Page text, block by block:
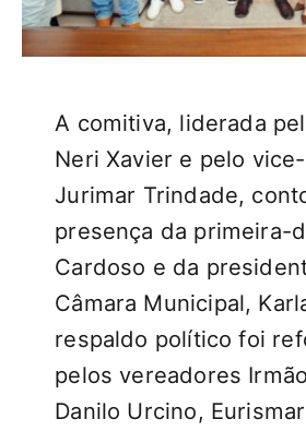
A comitiva, liderada
Neri Xavier e pelo
Jurimar Trindade,
presença da primeira-
Cardoso e da
Câmara Municipal,
respaldo político foi
pelos vereadores
Danilo Urcino,